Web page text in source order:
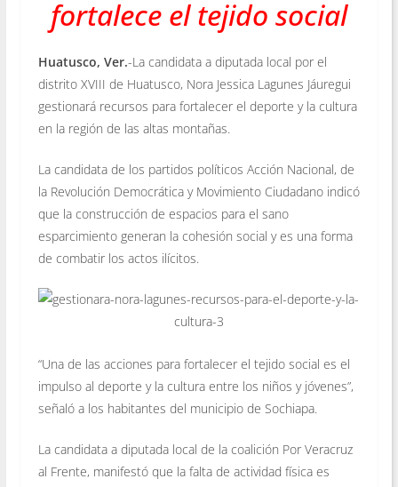
fortalece el tejido social
Huatusco, Ver.-La candidata a diputada local por el
distrito XVIII de Huatusco, Nora Jessica Lagunes Jáuregui
gestionará recursos para fortalecer el deporte y la cultura
en la región de las altas montañas.
La candidata de los partidos políticos Acción Nacional, de
la Revolución Democrática y Movimiento Ciudadano indicó
que la construcción de espacios para el sano
esparcimiento generan la cohesión social y es una forma
de combatir los actos ilícitos.
“Una de las acciones para fortalecer el tejido social es el
impulso al deporte y la cultura entre los niños y jóvenes”,
señaló a los habitantes del municipio de Sochiapa.
La candidata a diputada local de la coalición Por Veracruz
al Frente, manifestó que la falta de actividad física es